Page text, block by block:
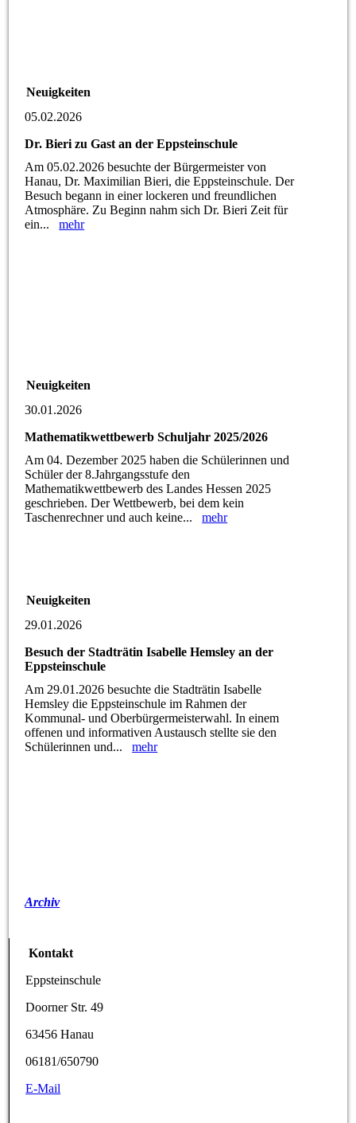
Neuigkeiten
05.02.2026
Dr. Bieri zu Gast an der Eppsteinschule
Am 05.02.2026 besuchte der Bürgermeister von
Hanau, Dr. Maximilian Bieri, die Eppsteinschule. Der
Besuch begann in einer lockeren und freundlichen
Atmosphäre. Zu Beginn nahm sich Dr. Bieri Zeit für
ein...mehr
Neuigkeiten
30.01.2026
Mathematikwettbewerb Schuljahr 2025/2026
Am 04. Dezember 2025 haben die Schülerinnen und
Schüler der 8.Jahrgangsstufe den
Mathematikwettbewerb des Landes Hessen 2025
geschrieben. Der Wettbewerb, bei dem kein
Taschenrechner und auch keine...mehr
Neuigkeiten
29.01.2026
Besuch der Stadträtin Isabelle Hemsley an der
Eppsteinschule
Am 29.01.2026 besuchte die Stadträtin Isabelle
Hemsley die Eppsteinschule im Rahmen der
Kommunal- und Oberbürgermeisterwahl. In einem
offenen und informativen Austausch stellte sie den
Schülerinnen und...mehr
Archiv
Kontakt
Eppsteinschule
Doorner Str. 49
63456 Hanau
06181/650790
E-Mail